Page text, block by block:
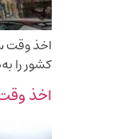
کشور را
اخذ